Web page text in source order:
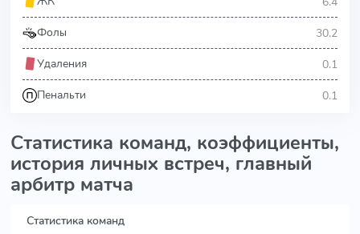
Фолы 30.2
Удаления 0.1
Пенальти 0.1
Статистика команд, коэффициенты,
история личных встреч, главный
арбитр матча
Статистика команд